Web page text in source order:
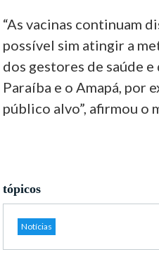
“As vacinas continuam
possível sim atingir a
dos gestores de saúde
Paraíba e o Amapá, por
público alvo”, afirmou o
tópicos
Notícias